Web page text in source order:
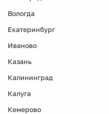
Вологда
Екатеринбург
Иваново
Казань
Калининград
Калуга
Кемерово